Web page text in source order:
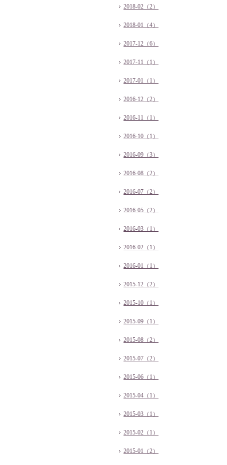
2018-02（2）
2018-01（4）
2017-12（6）
2017-11（1）
2017-01（1）
2016-12（2）
2016-11（1）
2016-10（1）
2016-09（3）
2016-08（2）
2016-07（2）
2016-05（2）
2016-03（1）
2016-02（1）
2016-01（1）
2015-12（2）
2015-10（1）
2015-09（1）
2015-08（2）
2015-07（2）
2015-06（1）
2015-04（1）
2015-03（1）
2015-02（1）
2015-01（2）